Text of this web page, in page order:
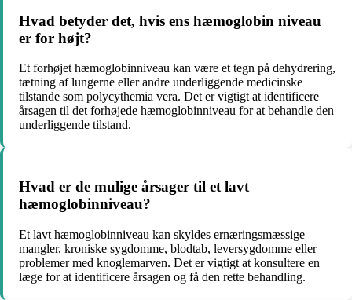
Hvad betyder det, hvis ens hæmoglobin niveau
er for højt?
Et forhøjet hæmoglobinniveau kan være et tegn på dehydrering,
tætning af lungerne eller andre underliggende medicinske
tilstande som polycythemia vera. Det er vigtigt at identificere
årsagen til det forhøjede hæmoglobinniveau for at behandle den
underliggende tilstand.
Hvad er de mulige årsager til et lavt
hæmoglobinniveau?
Et lavt hæmoglobinniveau kan skyldes ernæringsmæssige
mangler, kroniske sygdomme, blodtab, leversygdomme eller
problemer med knoglemarven. Det er vigtigt at konsultere en
læge for at identificere årsagen og få den rette behandling.